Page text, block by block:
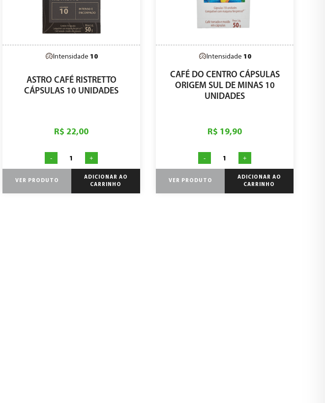
Intensidade 10
ASTRO CAFÉ RISTRETTO
CÁPSULAS 10 UNIDADES
R$ 22,00
- +
VER PRODUTO
ADICIONAR AO
CARRINHO
Intensidade 10
CAFÉ DO CENTRO CÁPSULAS
ORIGEM SUL DE MINAS 10
UNIDADES
R$ 19,90
- +
VER PRODUTO
ADICIONAR AO
CARRINHO